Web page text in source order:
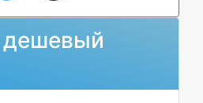
дешевый